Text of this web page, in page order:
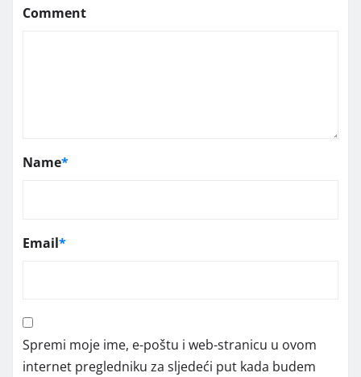
Comment
Name*
Email*
Spremi moje ime, e-poštu i web-stranicu u ovom
internet pregledniku za sljedeći put kada budem